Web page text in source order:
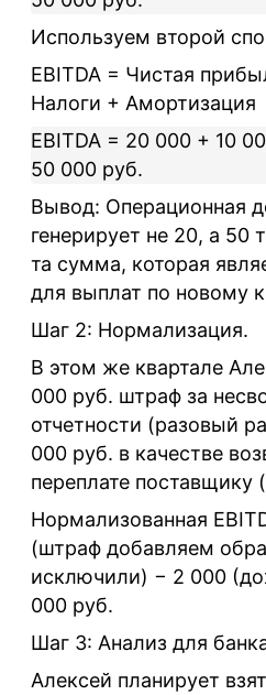
Используем второй
EBITDA = Чистая
Налоги + Амортизация
EBITDA = 20 000 + 10
50 000 руб.
Вывод: Операционная
генерирует не 20, а 50
та сумма, которая
для выплат по новому
Шаг 2: Нормализация.
В этом же квартале
000 руб. штраф за
отчетности (разовый
000 руб. в качестве
переплате поставщику
Нормализованная
(штраф добавляем
исключили) − 2 000
000 руб.
Шаг 3: Анализ для
Алексей планирует